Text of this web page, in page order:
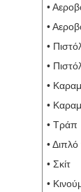
•
•
•
•
•
•
• Τράπ
•
• Σκίτ
•